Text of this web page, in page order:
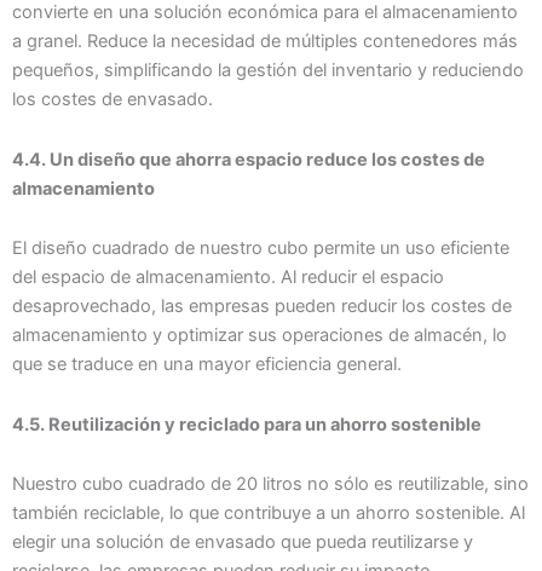
convierte en una solución económica para el almacenamiento
a granel. Reduce la necesidad de múltiples contenedores más
pequeños, simplificando la gestión del inventario y reduciendo
los costes de envasado.
4.4. Un diseño que ahorra espacio reduce los costes de
almacenamiento
El diseño cuadrado de nuestro cubo permite un uso eficiente
del espacio de almacenamiento. Al reducir el espacio
desaprovechado, las empresas pueden reducir los costes de
almacenamiento y optimizar sus operaciones de almacén, lo
que se traduce en una mayor eficiencia general.
4.5. Reutilización y reciclado para un ahorro sostenible
Nuestro cubo cuadrado de 20 litros no sólo es reutilizable, sino
también reciclable, lo que contribuye a un ahorro sostenible. Al
elegir una solución de envasado que pueda reutilizarse y